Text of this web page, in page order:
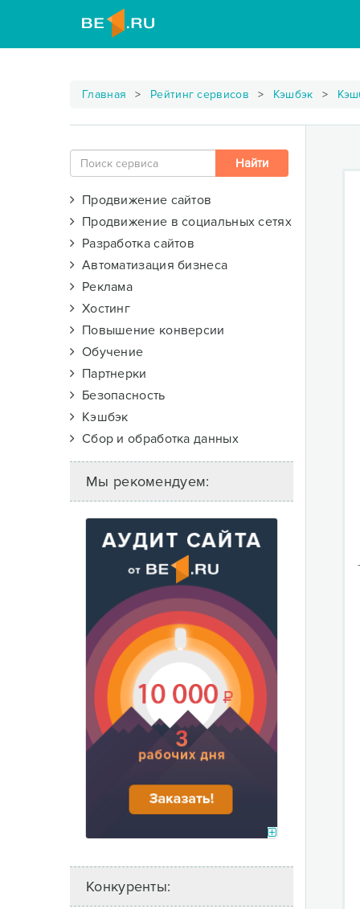
Главная Рейтинг сервисов Кэшбэк
Продвижение сайтов
Продвижение в социальных сетях
Разработка сайтов
Автоматизация бизнеса
Реклама
Хостинг
Повышение конверсии
Обучение
Партнерки
Безопасность
Кэшбэк
Сбор и обработка данных
Мы рекомендуем:
Конкуренты: